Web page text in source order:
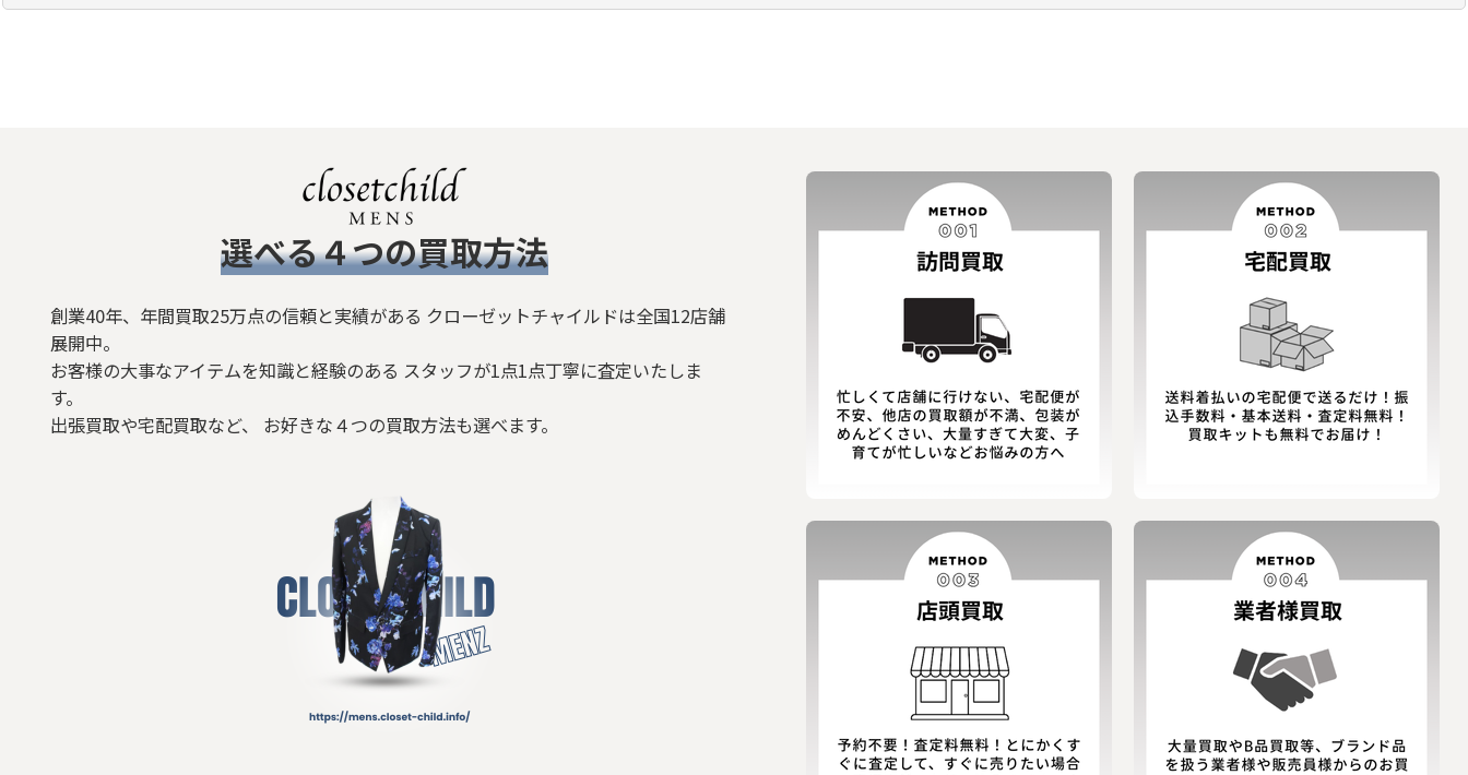
シューズ
バッグ
​選べる４つの買取方法
創業40年、年間買取25万点の信頼と実績がある クローゼットチャイルドは全国12店舗
展開中。
お客様の大事なアイテムを知識と経験のある スタッフが1点1点丁寧に査定いたしま
す。
出張買取や宅配買取など、 お好きな４つの買取方法も選べます。